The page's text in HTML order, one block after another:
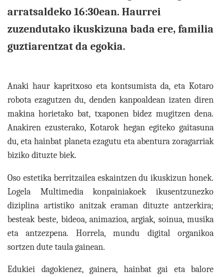
arratsaldeko 16:30ean. Haurrei
zuzendutako ikuskizuna bada ere, familia
guztiarentzat da egokia.
Anaki haur kapritxoso eta kontsumista da, eta Kotaro
robota ezagutzen du, denden kanpoaldean izaten diren
makina horietako bat, txaponen bidez mugitzen dena.
Anakiren ezusterako, Kotarok hegan egiteko gaitasuna
du, eta hainbat planeta ezagutu eta abentura zoragarriak
biziko dituzte biek.
Oso estetika berritzailea eskaintzen du ikuskizun honek.
Logela Multimedia konpainiakoek ikusentzunezko
diziplina artistiko anitzak eraman dituzte antzerkira;
besteak beste, bideoa, animazioa, argiak, soinua, musika
eta antzezpena. Horrela, mundu digital organikoa
sortzen dute taula gainean.
Edukiei dagokienez, gainera, hainbat gai eta balore